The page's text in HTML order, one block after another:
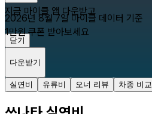
2026년 8월 7일 마이클 데이터 기준
닫기
지금 마이클 앱 다운받고
1만원 쿠폰 받아보세요
다운받기
실연비 유류비 오너 리뷰 차종 비교